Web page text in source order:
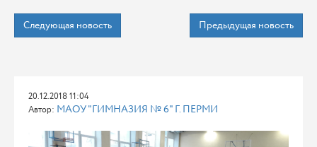
Следующая новость Предыдущая новость
20.12.2018 11:04
Автор: МАОУ "ГИМНАЗИЯ № 6" Г. ПЕРМИ